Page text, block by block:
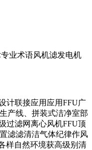
业术语风机滤发电机
计联接应用应用FFU广
产线、拼装式洁净室部
过滤网离心风机FFU顶
滤滤清洁气体纪律作风
样自然环境获高级别清